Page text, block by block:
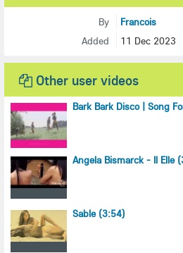
By
Francois
Added
11 Dec 2023
Other user videos
Bark Bark Disco | Song
Angela Bismarck - Il Elle
Sable (3:54)